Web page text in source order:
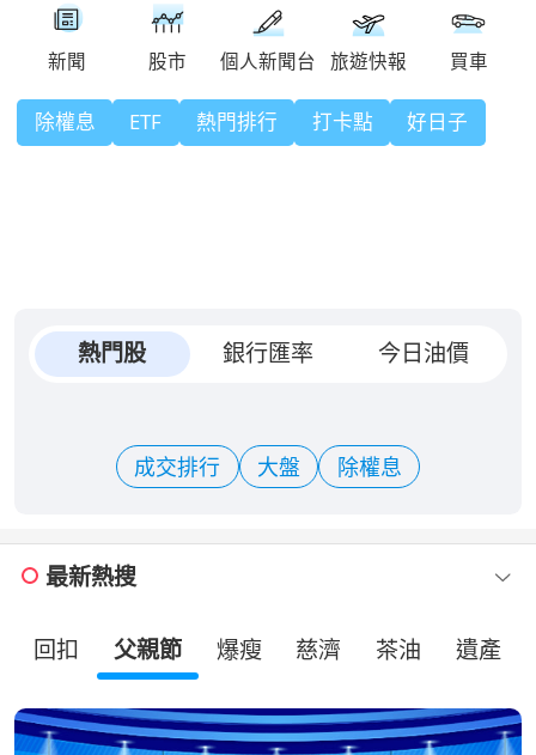
除權息 ETF 熱門排行 打卡點 好日子
熱門股 銀行匯率 今日油價
成交排行 大盤 除權息
最新熱搜
回扣 父親節 爆瘦 慈濟 茶油 遺產